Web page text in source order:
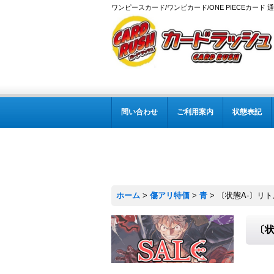
ワンピースカード/ワンピカード/ONE PIECEカード
問い合わせ ご利用案内 状態表記
ホーム > 傷アリ特価 > 青 > 〔状態A-〕リ
〔